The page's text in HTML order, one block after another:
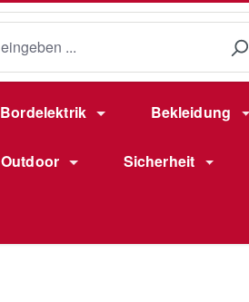
Bordelektrik Bekleidung
Outdoor Sicherheit